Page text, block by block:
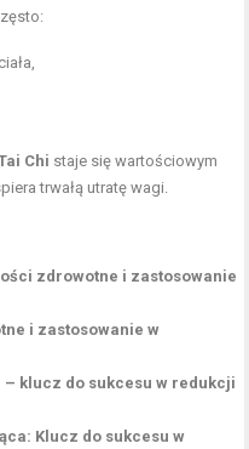
Chi staje się wartościowym
trwałą utratę wagi.
zdrowotne i zastosowanie
i zastosowanie w
klucz do sukcesu w redukcji
Klucz do sukcesu w